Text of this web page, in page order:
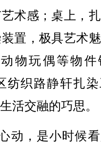
术感；桌上，
置，极具艺术
物玩偶等物件
织路静轩扎染
活交融的巧思。
，是小时候看